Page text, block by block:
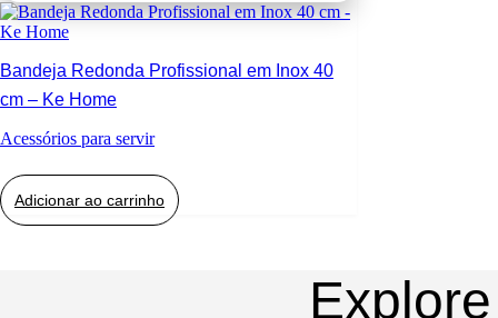
Bandeja Redonda Profissional em Inox 40
cm – Ke Home
Acessórios para servir
Adicionar ao carrinho